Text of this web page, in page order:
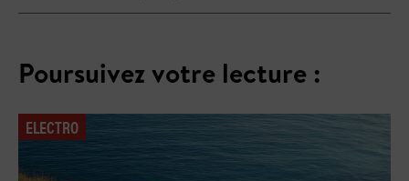
Poursuivez votre lecture :
ELECTRO